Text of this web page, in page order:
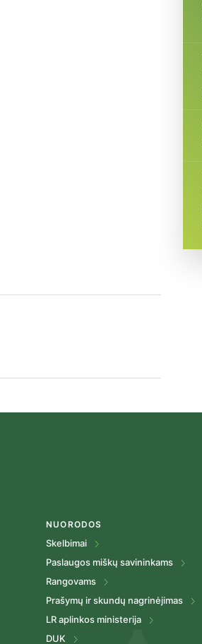
NUORODOS
Skelbimai
Paslaugos miškų savininkams
Rangovams
Prašymų ir skundų nagrinėjimas
LR aplinkos ministerija
DUK